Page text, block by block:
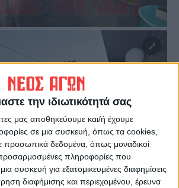
την ιδιωτικότητά σας
μας αποθηκεύουμε και/ή έχουμε
σε μια συσκευή, όπως τα cookies,
προσωπικά δεδομένα, όπως μοναδικοί
προσαρμοσμένες πληροφορίες που
συσκευή για εξατομικευμένες διαφημίσεις
διαφήμισης και περιεχομένου, έρευνα